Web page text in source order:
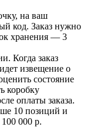
на ваш
код. Заказ нужно
хранения — 3
Когда заказ
извещение о
состояние
коробку
оплаты заказа.
10 позиций и
000 р.